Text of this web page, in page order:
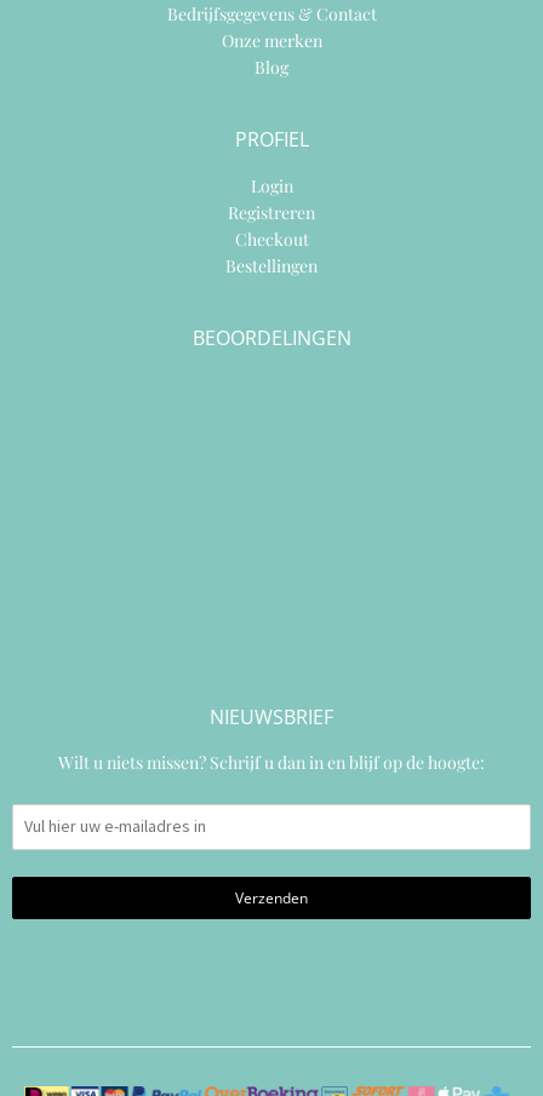
Bedrijfsgegevens & Contact
Onze merken
Blog
PROFIEL
Login
Registreren
Checkout
Bestellingen
BEOORDELINGEN
NIEUWSBRIEF
Wilt u niets missen? Schrijf u dan in en blijf op de hoogte: